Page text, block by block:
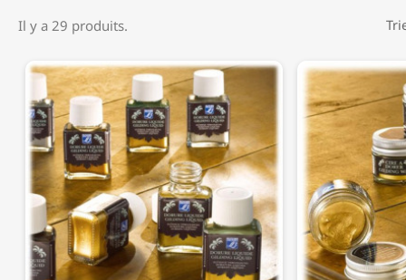
Il y a 29 produits.